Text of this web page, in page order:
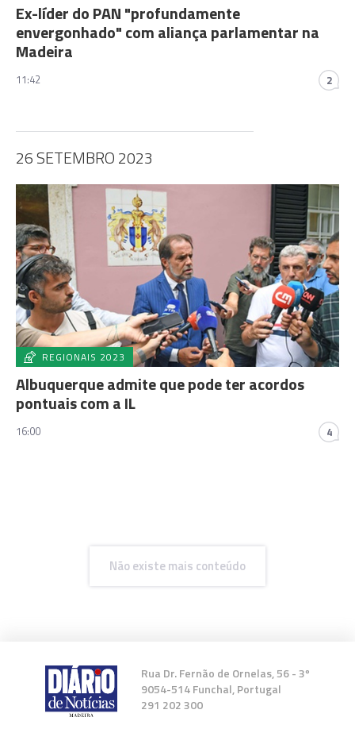
Ex-líder do PAN "profundamente
envergonhado" com aliança parlamentar na
Madeira
11:42 2
26 SETEMBRO 2023
REGIONAIS 2023
Albuquerque admite que pode ter acordos
pontuais com a IL
16:00 4
Não existe mais conteúdo
Rua Dr. Fernão de Ornelas, 56 - 3º
9054-514 Funchal, Portugal
291 202 300